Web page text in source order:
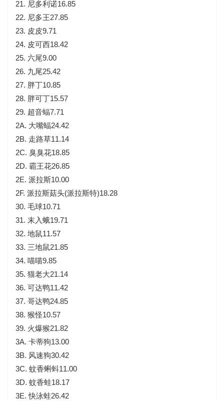
21. 尼多利诺16.85
22. 尼多王27.85
23. 皮皮9.71
24. 皮可西18.42
25. 六尾9.00
26. 九尾25.42
27. 胖丁10.85
28. 胖可丁15.57
29. 超音蝠7.71
2A. 大嘴蝠24.42
2B. 走路草11.14
2C. 臭臭花18.85
2D. 霸王花26.85
2E. 派拉斯10.00
2F. 派拉斯菇头(派拉斯特)18.28
30. 毛球10.71
31. 末入蛾19.71
32. 地鼠11.57
33. 三地鼠21.85
34. 喵喵9.85
35. 猫老大21.14
36. 可达鸭11.42
37. 哥达鸭24.85
38. 猴怪10.57
39. 火爆猴21.82
3A. 卡蒂狗13.00
3B. 风速狗30.42
3C. 蚊香蝌蚪11.00
3D. 蚊香蛙18.17
3E. 快泳蛙26.42